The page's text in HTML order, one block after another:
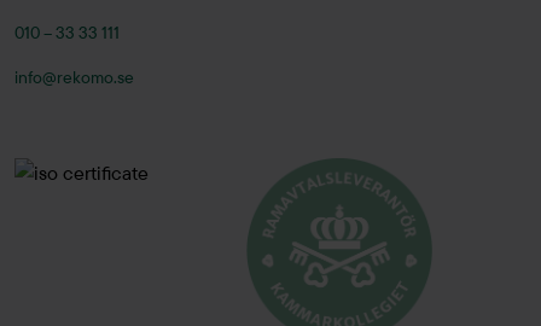
010 – 33 33 111
info@rekomo.se